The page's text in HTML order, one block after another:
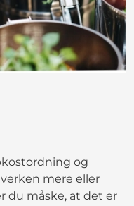
og
mere eller
du måske, at det er